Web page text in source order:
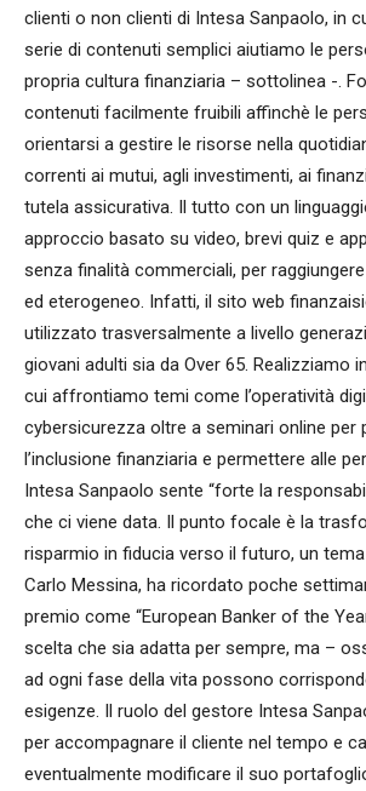
clienti o non clienti di Intesa Sanpaolo, in
serie di contenuti semplici aiutiamo le
propria cultura finanziaria – sottolinea -.
contenuti facilmente fruibili affinchè le
orientarsi a gestire le risorse nella
correnti ai mutui, agli investimenti, ai
tutela assicurativa. Il tutto con un
approccio basato su video, brevi quiz e
senza finalità commerciali, per
ed eterogeneo. Infatti, il sito web
utilizzato trasversalmente a livello
giovani adulti sia da Over 65. Realizziamo
cui affrontiamo temi come l’operatività
cybersicurezza oltre a seminari online per
l’inclusione finanziaria e permettere alle
Intesa Sanpaolo sente “forte la
che ci viene data. Il punto focale è la
risparmio in fiducia verso il futuro, un
Carlo Messina, ha ricordato poche
premio come “European Banker of the
scelta che sia adatta per sempre, ma –
ad ogni fase della vita possono
esigenze. Il ruolo del gestore Intesa
per accompagnare il cliente nel tempo e
eventualmente modificare il suo